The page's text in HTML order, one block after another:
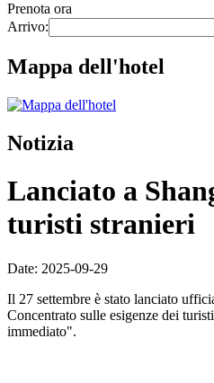
Prenota ora
Arrivo:
Mappa dell'hotel
Notizia
Lanciato a
turisti stranieri
Date: 2025-09-29
Il 27 settembre è stato lanciato
Concentrato sulle esigenze dei
immediato".